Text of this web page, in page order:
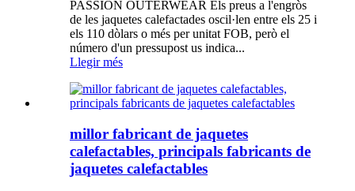
PASSION OUTERWEAR Els preus a l'engròs
de les jaquetes calefactades oscil·len entre els 25 i
els 110 dòlars o més per unitat FOB, però el
número d'un pressupost us indica...
Llegir més
millor fabricant de jaquetes
calefactables, principals fabricants de
jaquetes calefactables